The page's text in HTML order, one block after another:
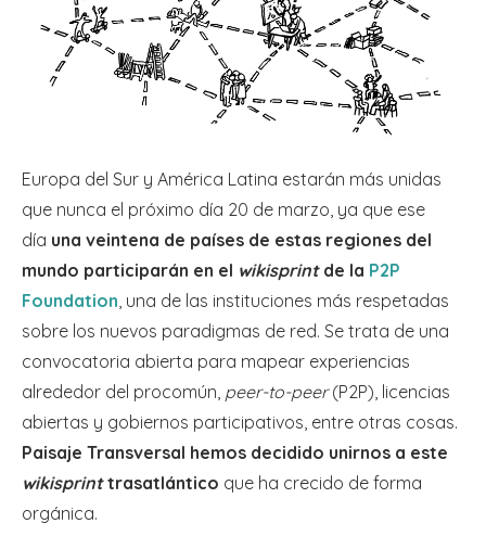
Europa del Sur y América Latina estarán más unidas
que nunca el próximo día 20 de marzo, ya que ese
día una veintena de países de estas regiones del
mundo participarán en el wikisprintde la P2P
Foundation , una de las instituciones más respetadas
sobre los nuevos paradigmas de red. Se trata de una
convocatoria abierta para mapear experiencias
alrededor del procomún, peer-to-peer(P2P), licencias
abiertas y gobiernos participativos, entre otras cosas.
Paisaje Transversal hemos decidido unirnos a este
wikisprinttrasatlántico que ha crecido de forma
orgánica.